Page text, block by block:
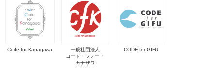
Code for Kanagawa
一般社団法人
コード・フォー・
カナザワ
CODE for GIFU